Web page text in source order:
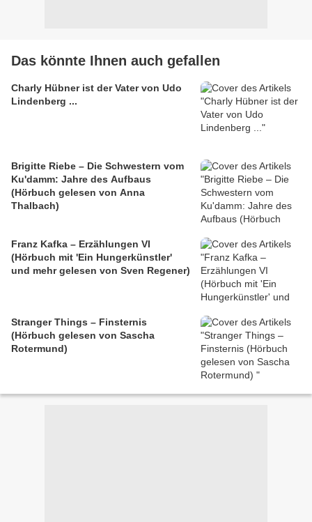
Das könnte Ihnen auch gefallen
Charly Hübner ist der Vater von Udo
Lindenberg ...
Brigitte Riebe – Die Schwestern vom
Ku'damm: Jahre des Aufbaus
(Hörbuch gelesen von Anna
Thalbach)
Franz Kafka – Erzählungen VI
(Hörbuch mit 'Ein Hungerkünstler'
und mehr gelesen von Sven Regener)
Stranger Things – Finsternis
(Hörbuch gelesen von Sascha
Rotermund)